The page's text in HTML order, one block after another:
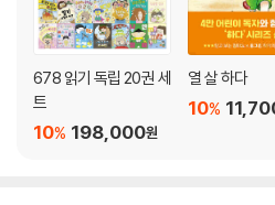
678 읽기 독립 20권 세
트
198,000원
10%
열 살 하다
10%